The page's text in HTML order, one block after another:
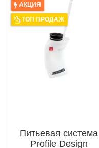
АКЦИЯ
ТОП ПРОДАЖ
Питьевая система
Profile Design